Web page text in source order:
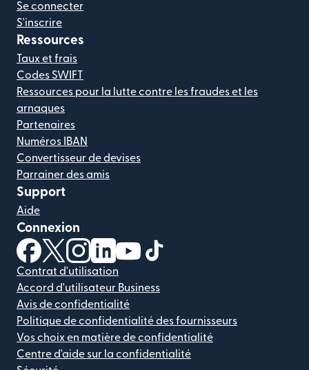
Se connecter
S'inscrire
Ressources
Taux et frais
Codes SWIFT
Ressources pour la lutte contre les fraudes et les
arnaques
Partenaires
Numéros IBAN
Convertisseur de devises
Parrainer des amis
Support
Aide
Connexion
(s'ouvre dans une nouvelle fenêtre)
(s'ouvre dans une nouvelle fenêtre)
(s'ouvre dans une nouvelle fenêtre)
(s'ouvre dans une nouvelle fenêtre)
(s'ouvre dans une nouvelle
Contrat d'utilisation
Accord d'utilisateur Business
Avis de confidentialité
Politique de confidentialité des fournisseurs
Vos choix en matière de confidentialité
Centre d'aide sur la confidentialité